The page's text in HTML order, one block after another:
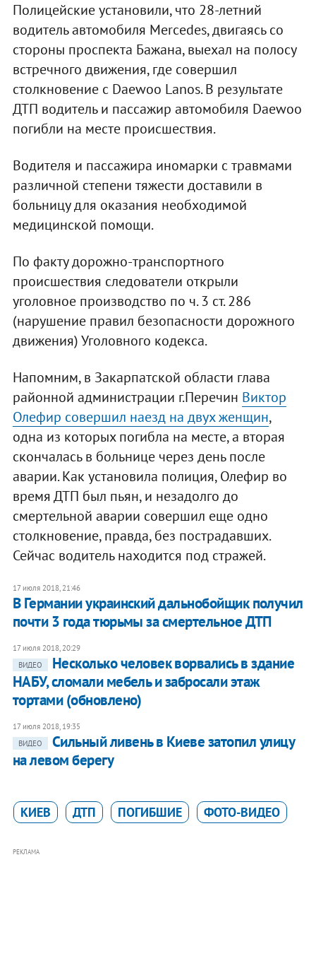
Полицейские установили, что 28-летний
водитель автомобиля Mercedes, двигаясь со
стороны проспекта Бажана, выехал на полосу
встречного движения, где совершил
столкновение с Daewoo Lanos. В результате
ДТП водитель и пассажир автомобиля Daewoo
погибли на месте происшествия.
Водителя и пассажира иномарки с травмами
различной степени тяжести доставили в
больницу для оказания необходимой
медицинской помощи.
По факту дорожно-транспортного
происшествия следователи открыли
уголовное производство по ч. 3 ст. 286
(нарушение правил безопасности дорожного
движения) Уголовного кодекса.
Напомним, в Закарпатской области глава
районной администрации г.Перечин Виктор
Олефир совершил наезд на двух женщин,
одна из которых погибла на месте, а вторая
скончалась в больнице через день после
аварии. Как установила полиция, Олефир во
время ДТП был пьян, и незадолго до
смертельной аварии совершил еще одно
столкновение, правда, без пострадавших.
Сейчас водитель находится под стражей.
17 июля 2018, 21:46
В Германии украинский дальнобойщик получил
почти 3 года тюрьмы за смертельное ДТП
17 июля 2018, 20:29
ВИДЕО
Несколько человек ворвались в здание
НАБУ, сломали мебель и забросали этаж
тортами (обновлено)
17 июля 2018, 19:35
ВИДЕО
Сильный ливень в Киеве затопил улицу
на левом берегу
КИЕВ ДТП ПОГИБШИЕ ФОТО-ВИДЕО
РЕКЛАМА